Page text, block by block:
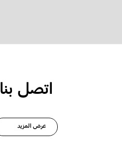
اتصل بنا
عرض المزيد